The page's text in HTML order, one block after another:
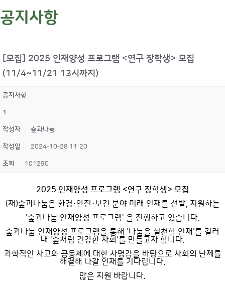
공지사항
[모집] 2025 인재양성 프로그램 <연구 장학생> 모집
(11/4~11/21 13시까지)
공지사항
1
작성자 숲과나눔
작성일 2024-10-28 11:20
조회 101290
2025 인재양성 프로그램 <연구 장학생> 모집
(재)숲과나눔은 환경·안전·보건 분야 미래 인재를 선발, 지원하는
'숲과나눔 인재양성 프로그램' 을 진행하고 있습니다.
숲과나눔 인재양성 프로그램을 통해 '나눔을 실천할 인재'를 길러
내 '숲처럼 건강한 사회'를 만들고자 합니다.
과학적인 사고와 공동체에 대한 사명감을 바탕으로 사회의 난제를
해결해 나갈 인재를 기다립니다.
많은 지원 바랍니다.